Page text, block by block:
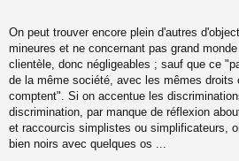
On peut trouver encore plein d'autres
mineures et ne concernant pas grand
clientèle, donc négligeables ; sauf que ce
de la même société, avec les mêmes droits
comptent". Si on accentue les
discrimination, par manque de réflexion
et raccourcis simplistes ou simplificateurs,
bien noirs avec quelques os ...